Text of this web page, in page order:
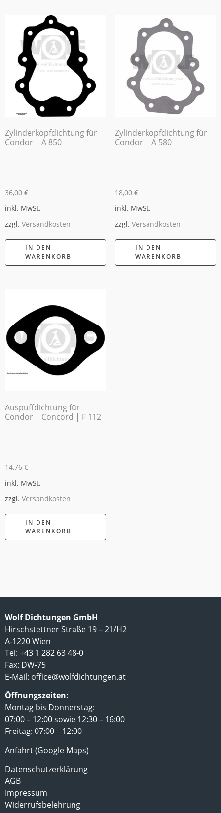
Zylinderkopfdichtung für
Condor | A 850
36,00 €
inkl. MwSt.
zzgl. Versandkosten
IN DEN
WARENKORB
Zylinderkopfdichtung für
Condor | A 580
18,00 €
inkl. MwSt.
zzgl. Versandkosten
IN DEN
WARENKORB
Auspuffdichtung für
Condor | Concord | F 112
14,76 €
inkl. MwSt.
zzgl. Versandkosten
IN DEN
WARENKORB
Wolf Dichtungen GmbH
Hirschstettner Straße 19 – 21/H2
A-1220 Wien
Tel: +43 1 282 63 48-0
Fax: DW-75
E-Mail: office@wolfdichtungen.at
Öffnungszeiten:
Montag bis Donnerstag:
07:00 – 12:00 sowie 12:30 – 16:00
Freitag: 07:00 – 12:00
Anfahrt (Google Maps)
Datenschutzerklärung
AGB
Impressum
Widerrufsbelehrung